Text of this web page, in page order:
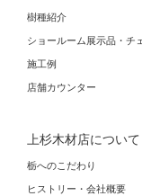
樹種紹介
ショールーム展示品・チ
施工例
店舗カウンター
上杉木材店について
栃へのこだわり
ヒストリー・会社概要